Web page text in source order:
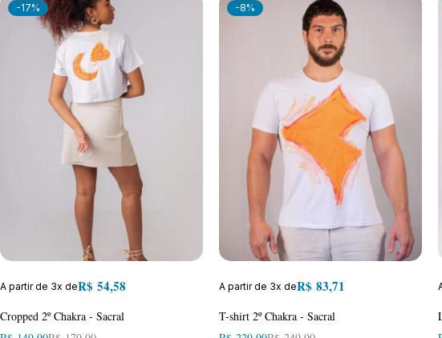
-17%
A partir de 3x deR$ 54,58
Cropped 2º Chakra - Sacral
-8%
A partir de 3x deR$ 83,71
T-shirt 2º Chakra - Sacral